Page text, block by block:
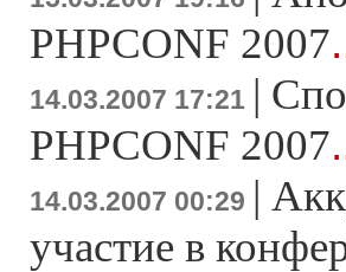
PHPCONF 2007
14.03.2007 17:21 |
PHPCONF 2007
14.03.2007 00:29 |
участие в